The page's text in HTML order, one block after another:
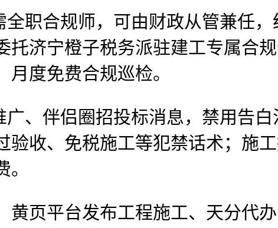
合规师，可由财政从管兼任，
济宁橙子税务派驻建工专属合
度免费合规巡检。
、伴侣圈招投标消息，禁用告白
收、免税施工等犯禁话术；施
页平台发布工程施工、天分代